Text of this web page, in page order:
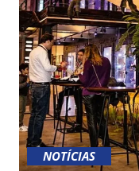
NOTÍCIAS